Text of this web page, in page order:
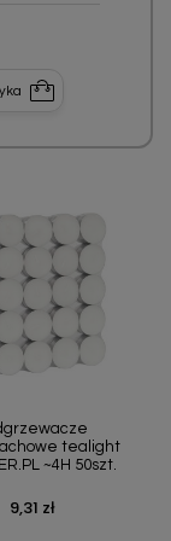
tealight
~4H 50szt.
Cena
9,31 zł